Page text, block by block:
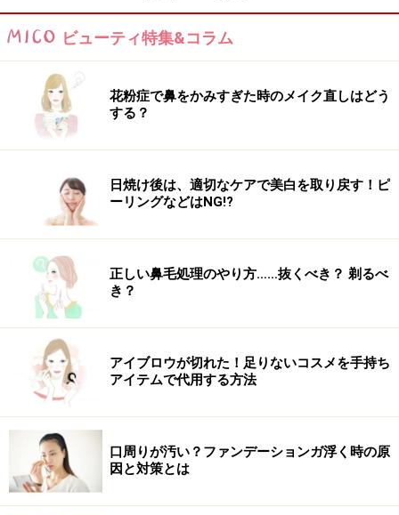
シュシュっとアロマのひと時♪癒される～
◆材料＆作り方
ローズマリー3滴
95度以上のウォッカ（無水エタノールでもOK）10ml
ミネラルウォーター80ml
（１）ガラスのスプレー容器にウォッカを入れます。
（２）そこにエッセンシャルオイルを入れます。よく振
り混ぜます。
できれば、このまま数日置きます。ときどきかき混ぜま
しょう。
（３）最後に、ミネラルウォーターを加えてよく振り混
ぜたら完成です。
◆ポイント
ビューティ特集&コラム
花粉症で鼻をかみすぎた時のメイク直しはどう
する？
日焼け後は、適切なケアで美白を取り戻す！ピ
ーリングなどはNG!?
正しい鼻毛処理のやり方……抜くべき？ 剃るべ
き？
アイブロウが切れた！足りないコスメを手持ち
アイテムで代用する方法
口周りが汚い？ファンデーションガ浮く時の原
因と対策とは